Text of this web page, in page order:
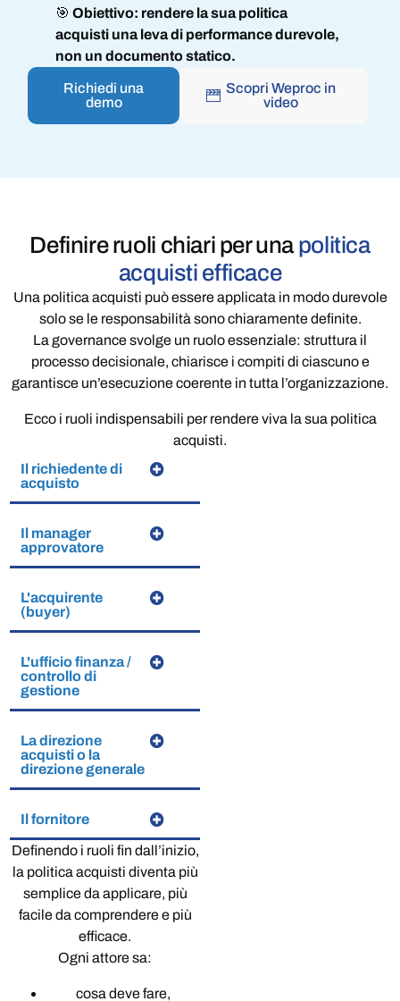
🎯 Obiettivo: rendere la sua politica
acquisti una leva di performance durevole,
non un documento statico.
Richiedi una
demo
Scopri Weproc in
video
Definire ruoli chiari per una politica
acquisti efficace
Una politica acquisti può essere applicata in modo durevole
solo se le responsabilità sono chiaramente definite.
La governance svolge un ruolo essenziale: struttura il
processo decisionale, chiarisce i compiti di ciascuno e
garantisce un’esecuzione coerente in tutta l’organizzazione.
Ecco i ruoli indispensabili per rendere viva la sua politica
acquisti.
Il richiedente di
acquisto
Il manager
approvatore
L'acquirente
(buyer)
L'ufficio finanza /
controllo di
gestione
La direzione
acquisti o la
direzione generale
Il fornitore
Definendo i ruoli fin dall’inizio,
la politica acquisti diventa più
semplice da applicare, più
facile da comprendere e più
efficace.
Ogni attore sa:
cosa deve fare,